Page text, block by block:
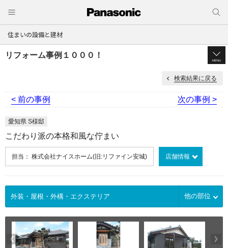
住まいの設備と建材
リフォーム事例１０００！
MENU
検索結果に戻る
< 前の事例 次の事例 >
愛知県 S様邸
こだわり派の本格和風な佇まい
担当： 株式会社ナイスホーム(旧:リファイン安城) 店舗情報
他の部位